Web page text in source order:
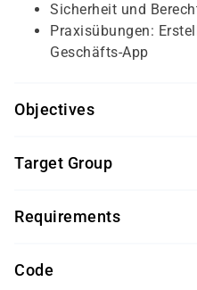
Sicherheit und
Praxisübungen:
Geschäfts-App
Objectives
Basiswissen in
IT-Kenntnisse
Target Group
Fachkräfte aus allen
in ihre Infrastruktur
Requirements
Code